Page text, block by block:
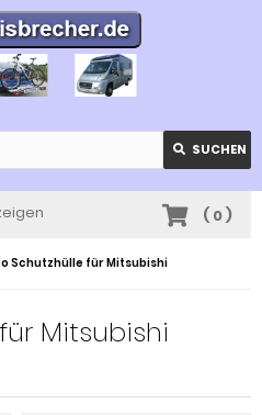
SUCHEN
( 0)
Schutzhülle für Mitsubishi
Mitsubishi